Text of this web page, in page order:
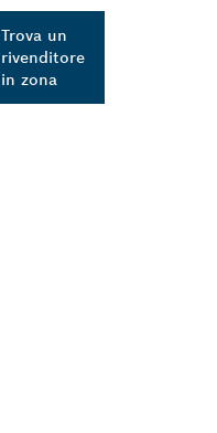
Trova un
rivenditore
in zona